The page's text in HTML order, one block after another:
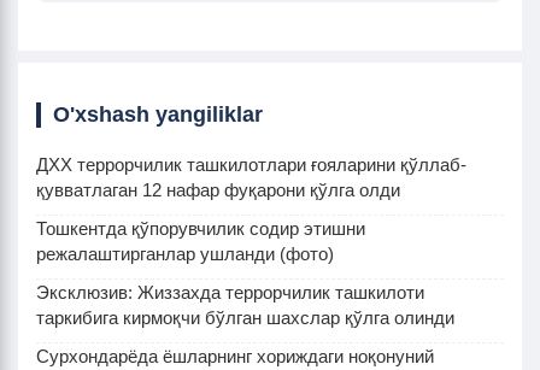
O'xshash yangiliklar
ДХХ террорчилик ташкилотлари ғояларини қўллаб-
қувватлаган 12 нафар фуқарони қўлга олди
Тошкентда қўпорувчилик содир этишни
режалаштирганлар ушланди (фото)
Эксклюзив: Жиззахда террорчилик ташкилоти
таркибига кирмоқчи бўлган шахслар қўлга олинди
Сурхондарёда ёшларнинг хориждаги ноқонуний